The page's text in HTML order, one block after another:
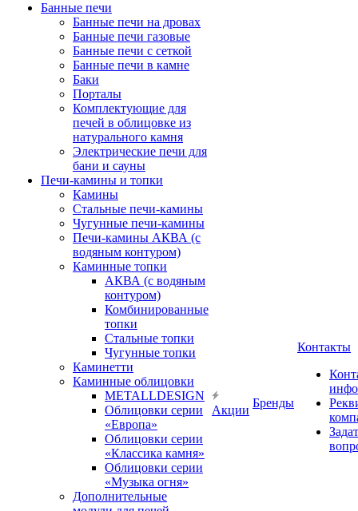
Банные печи
Банные печи на дровах
Банные печи газовые
Банные печи с сеткой
Банные печи в камне
Баки
Порталы
Комплектующие для
печей в облицовке из
натурального камня
Электрические печи для
бани и сауны
Печи-камины и топки
Камины
Стальные печи-камины
Чугунные печи-камины
Печи-камины АКВА (с
водяным контуром)
Каминные топки
АКВА (с водяным
контуром)
Комбинированные
топки
Стальные топки
Чугунные топки
Каминетти
Каминные облицовки
METALLDESIGN
Облицовки серии
«Европа»
Облицовки серии
«Классика камня»
Облицовки серии
«Музыка огня»
Дополнительные
Акции
Бренды
Контакты